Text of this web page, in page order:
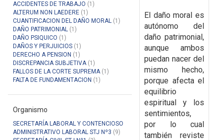
ACCIDENTES DE TRABAJO (1)
ALTERUM NON LAEDERE (1)
CUANTIFICACION DEL DAÑO MORAL (1)
DAÑO PATRIMONIAL (1)
DAÑO PSIQUICO (1)
DAÑOS Y PERJUICIOS (1)
DERECHO A PENSION (1)
DISCREPANCIA SUBJETIVA(1)
FALLOS DE LA CORTE SUPREMA(1)
FALTA DE FUNDAMENTACION (1)
Organismo
SECRETARÍA LABORAL Y CONTENCIOSO
ADMINISTRATIVO LABORAL STJ Nº3 (9)
El daño moral es
autónomo del
daño patrimonial,
aunque ambos
puedan nacer del
mismo hecho,
porque afecta el
equilibrio
espiritual y los
sentimientos,
por lo cual
también reviste